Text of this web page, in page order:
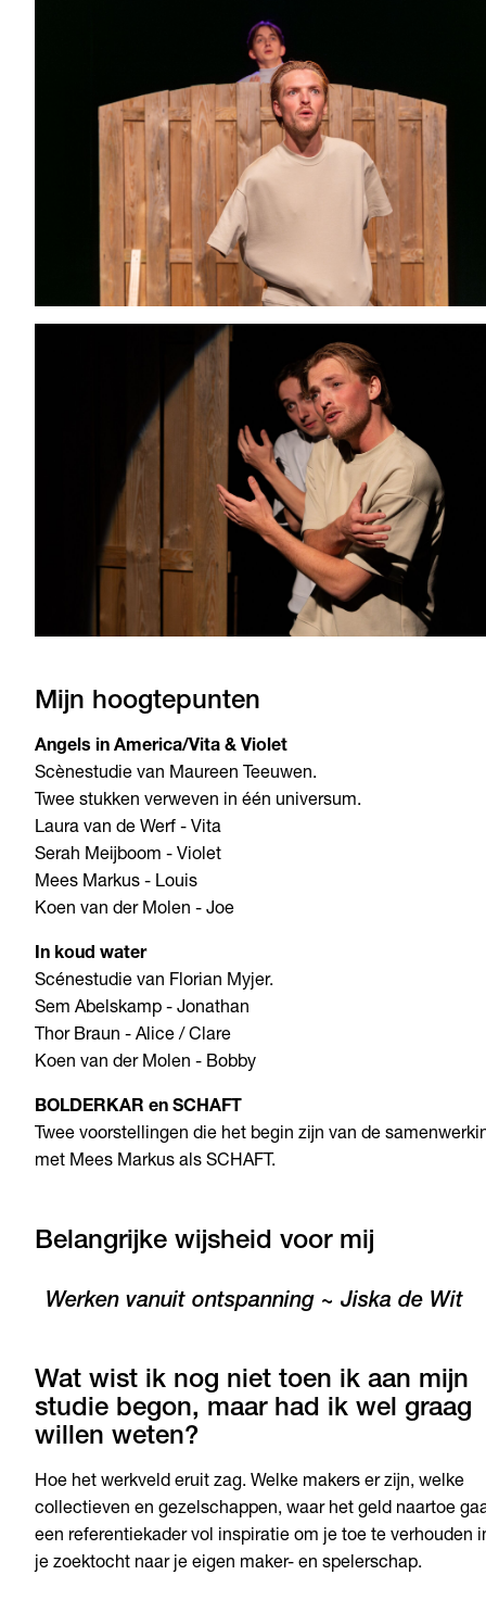
Mijn hoogtepunten
Angels in America/Vita & Violet
Scènestudie van Maureen Teeuwen.
Twee stukken verweven in één universum.
Laura van de Werf - Vita
Serah Meijboom - Violet
Mees Markus - Louis
Koen van der Molen - Joe
In koud water
Scénestudie van Florian Myjer.
Sem Abelskamp - Jonathan
Thor Braun - Alice / Clare
Koen van der Molen - Bobby
BOLDERKAR en SCHAFT
Twee voorstellingen die het begin zijn van de
met Mees Markus als SCHAFT.
Belangrijke wijsheid voor mij
Werken vanuit ontspanning ~ Jiska de Wit
Wat wist ik nog niet toen ik aan mijn
studie begon, maar had ik wel graag
willen weten?
Hoe het werkveld eruit zag. Welke makers er zijn, welke
collectieven en gezelschappen, waar het geld naartoe
een referentiekader vol inspiratie om je toe te verhouden
je zoektocht naar je eigen maker- en spelerschap.